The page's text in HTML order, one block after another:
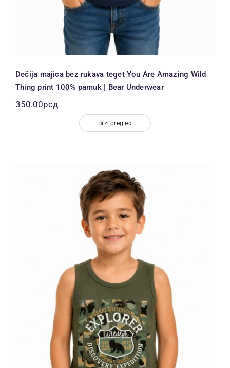
Dečija majica bez rukava teget You Are Amazing Wild
Thing print 100% pamuk | Bear Underwear
350.00рсд
Brzi pregled
Dečija majica bez rukava maslinasta
Explorer Wildlife print 100% pamuk |
Bear Underwear